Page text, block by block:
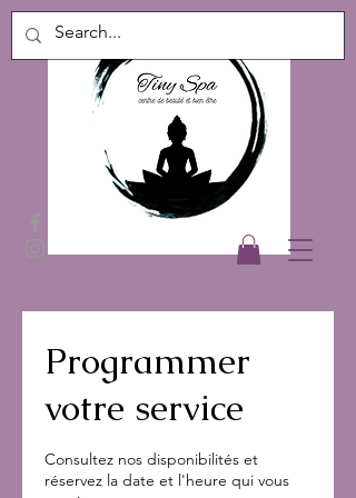
Programmer
votre service
Consultez nos disponibilités et
réservez la date et l'heure qui vous